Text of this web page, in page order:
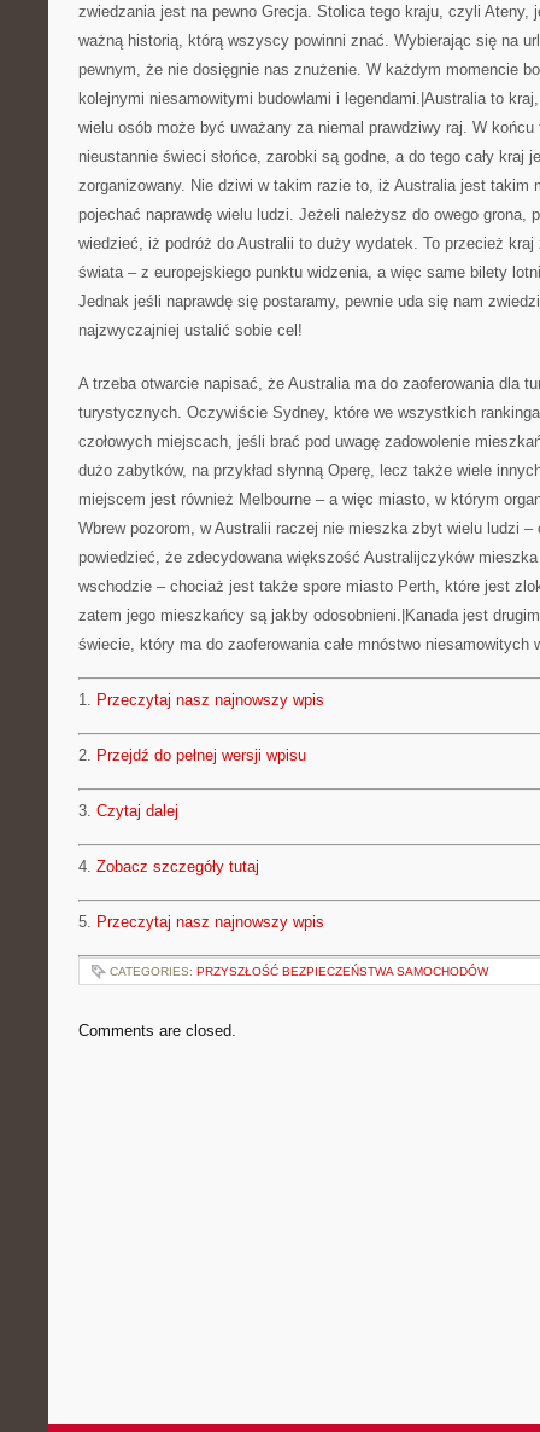
zwiedzania jest na pewno Grecja. Stolica tego kraju, czyli Ateny,
ważną historią, którą wszyscy powinni znać. Wybierając się na
pewnym, że nie dosięgnie nas znużenie. W każdym momencie
kolejnymi niesamowitymi budowlami i legendami.|Australia to
wielu osób może być uważany za niemal prawdziwy raj. W
nieustannie świeci słońce, zarobki są godne, a do tego cały kraj
zorganizowany. Nie dziwi w takim razie to, iż Australia jest takim
pojechać naprawdę wielu ludzi. Jeżeli należysz do owego grona,
wiedzieć, iż podróż do Australii to duży wydatek. To przecież
świata – z europejskiego punktu widzenia, a więc same bilety
Jednak jeśli naprawdę się postaramy, pewnie uda się nam
najzwyczajniej ustalić sobie cel!
A trzeba otwarcie napisać, że Australia ma do zaoferowania dla
turystycznych. Oczywiście Sydney, które we wszystkich
czołowych miejscach, jeśli brać pod uwagę zadowolenie
dużo zabytków, na przykład słynną Operę, lecz także wiele
miejscem jest również Melbourne – a więc miasto, w którym
Wbrew pozorom, w Australii raczej nie mieszka zbyt wielu ludzi –
powiedzieć, że zdecydowana większość Australijczyków
wschodzie – chociaż jest także spore miasto Perth, które jest
zatem jego mieszkańcy są jakby odosobnieni.|Kanada jest
świecie, który ma do zaoferowania całe mnóstwo niesamowitych
1. Przeczytaj nasz najnowszy wpis
2. Przejdź do pełnej wersji wpisu
3. Czytaj dalej
4. Zobacz szczegóły tutaj
5. Przeczytaj nasz najnowszy wpis
CATEGORIES: PRZYSZŁOŚĆ BEZPIECZEŃSTWA SAMOCHODÓW
Comments are closed.